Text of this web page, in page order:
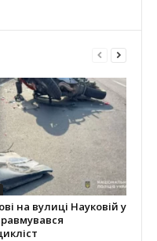
на вулиці Науковій у